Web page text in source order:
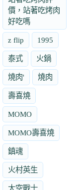
價，站著吃烤肉
好吃嗎
z flip 1995
泰式 火鍋
燒肉' 燒肉
壽喜燒
MOMO
MOMO壽喜燒
鎮魂
火村英生